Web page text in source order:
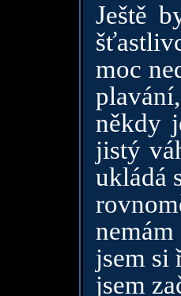
Ještě
moc
někdy
jistý
ukládá
jsem si
jsem